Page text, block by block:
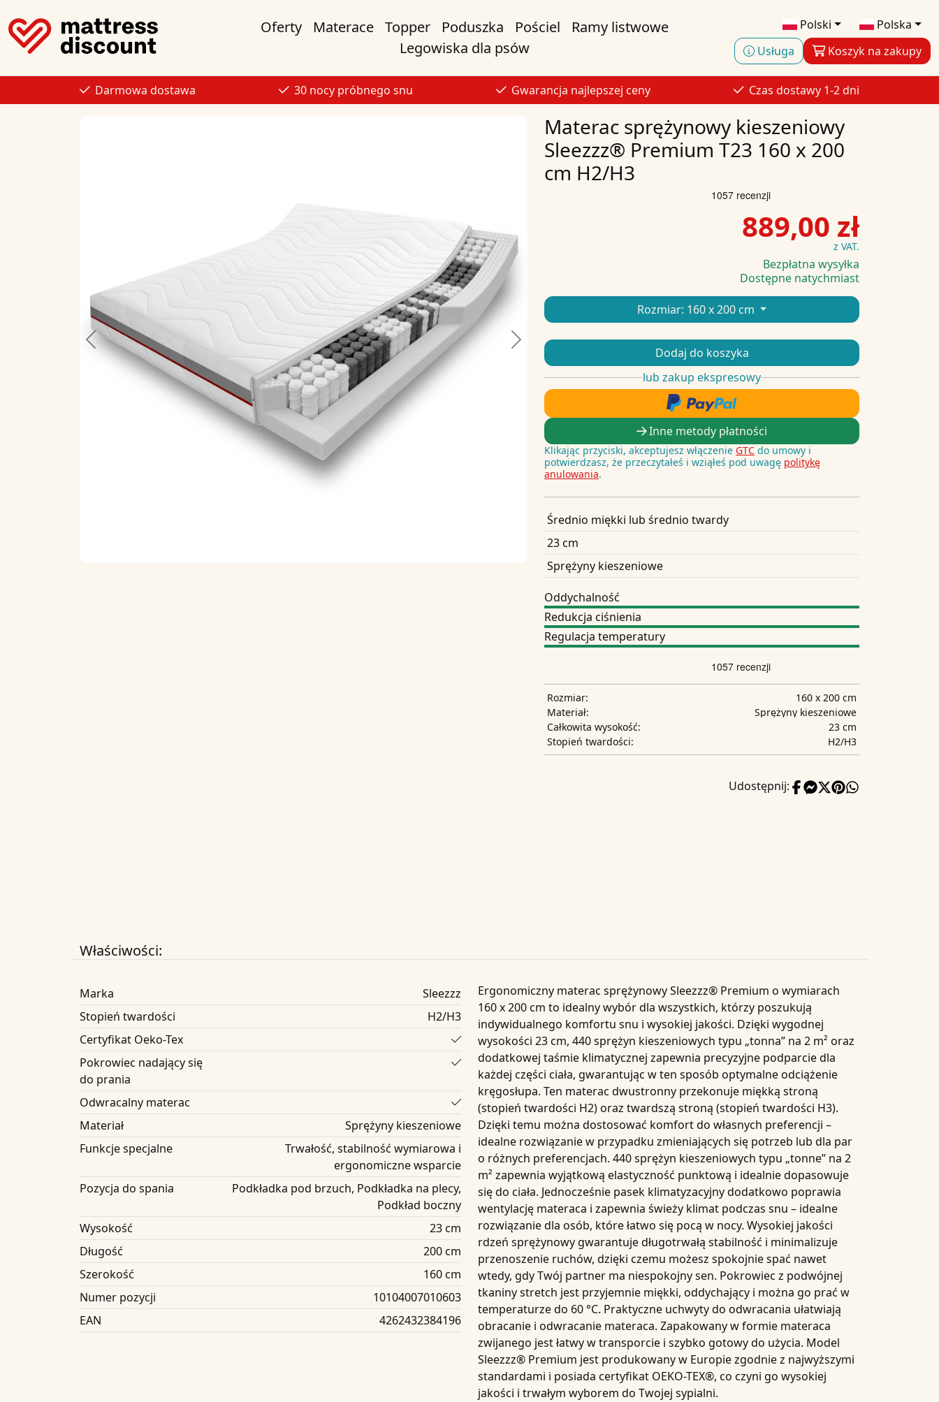
Polski
Polska
Usługa
Koszyk na zakupy
Oferty Materace Topper Poduszka Pościel
Ramy listwowe
Legowiska dla psów
Darmowa dostawa 30 nocy próbnego snu Gwarancja najlepszej ceny Czas dostawy 1-2 dni
Previous Next
Materac sprężynowy kieszeniowy
Sleezzz® Premium T23 160 x 200
cm H2/H3
889,00 zł
z VAT.
Bezpłatna wysyłka
Dostępne natychmiast
Rozmiar: 160 x 200 cm
Dodaj do koszyka
lub zakup ekspresowy
Inne metody płatności
Klikając przyciski, akceptujesz włączenie GTC do umowy i
potwierdzasz, że przeczytałeś i wziąłeś pod uwagę politykę
anulowania.
Średnio miękki lub średnio twardy
23 cm
Sprężyny kieszeniowe
Oddychalność
Redukcja ciśnienia
Regulacja temperatury
Rozmiar:
160 x 200 cm
Materiał:
Sprężyny kieszeniowe
Całkowita wysokość:
23 cm
Stopień twardości:
H2/H3
Udostępnij:
Właściwości:
Marka
Sleezzz
Stopień twardości
H2/H3
Certyfikat Oeko-Tex
Pokrowiec nadający się
do prania
Odwracalny materac
Materiał
Sprężyny kieszeniowe
Funkcje specjalne
Trwałość, stabilność wymiarowa i
ergonomiczne wsparcie
Pozycja do spania
Podkładka pod brzuch, Podkładka na plecy,
Podkład boczny
Wysokość
23 cm
Długość
200 cm
Szerokość
160 cm
Numer pozycji
10104007010603
EAN
4262432384196
Ergonomiczny materac sprężynowy Sleezzz® Premium o wymiarach
160 x 200 cm to idealny wybór dla wszystkich, którzy poszukują
indywidualnego komfortu snu i wysokiej jakości. Dzięki wygodnej
wysokości 23 cm, 440 sprężyn kieszeniowych typu „tonna” na 2 m² oraz
dodatkowej taśmie klimatycznej zapewnia precyzyjne podparcie dla
każdej części ciała, gwarantując w ten sposób optymalne odciążenie
kręgosłupa. Ten materac dwustronny przekonuje miękką stroną
(stopień twardości H2) oraz twardszą stroną (stopień twardości H3).
Dzięki temu można dostosować komfort do własnych preferencji –
idealne rozwiązanie w przypadku zmieniających się potrzeb lub dla par
o różnych preferencjach. 440 sprężyn kieszeniowych typu „tonne” na 2
m² zapewnia wyjątkową elastyczność punktową i idealnie dopasowuje
się do ciała. Jednocześnie pasek klimatyzacyjnydodatkowo poprawia
wentylację materaca i zapewnia świeży klimat podczas snu – idealne
rozwiązanie dla osób, które łatwo się pocą w nocy. Wysokiej jakości
rdzeń sprężynowy gwarantuje długotrwałą stabilność i minimalizuje
przenoszenie ruchów, dzięki czemu możesz spokojnie spać nawet
wtedy, gdy Twój partner ma niespokojny sen. Pokrowiec z podwójnej
tkaniny stretch jest przyjemnie miękki, oddychający i można go prać w
temperaturze do 60 °C. Praktyczne uchwyty do odwracania ułatwiają
obracanie i odwracanie materaca. Zapakowany w formie materaca
zwijanego jest łatwy w transporcie i szybko gotowy do użycia. Model
Sleezzz® Premium jest produkowany w Europie zgodnie z najwyższymi
standardami i posiada certyfikat OEKO-TEX®, co czyni go wysokiej
jakości i trwałym wyborem do Twojej sypialni.